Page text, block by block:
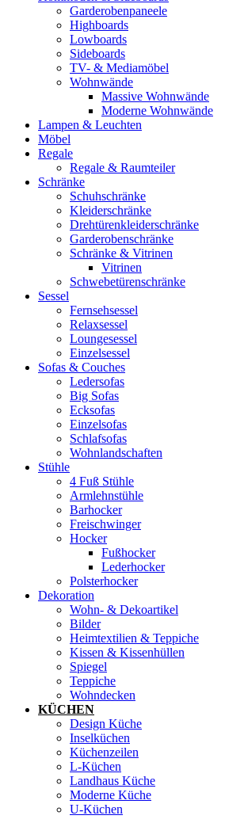
Garderobenpaneele
Highboards
Lowboards
Sideboards
TV- & Mediamöbel
Wohnwände
Massive Wohnwände
Moderne Wohnwände
Lampen & Leuchten
Möbel
Regale
Regale & Raumteiler
Schränke
Schuhschränke
Kleiderschränke
Drehtürenkleiderschränke
Garderobenschränke
Schränke & Vitrinen
Vitrinen
Schwebetürenschränke
Sessel
Fernsehsessel
Relaxsessel
Loungesessel
Einzelsessel
Sofas & Couches
Ledersofas
Big Sofas
Ecksofas
Einzelsofas
Schlafsofas
Wohnlandschaften
Stühle
4 Fuß Stühle
Armlehnstühle
Barhocker
Freischwinger
Hocker
Fußhocker
Lederhocker
Polsterhocker
Dekoration
Wohn- & Dekoartikel
Bilder
Heimtextilien & Teppiche
Kissen & Kissenhüllen
Spiegel
Teppiche
Wohndecken
KÜCHEN
Design Küche
Inselküchen
Küchenzeilen
L-Küchen
Landhaus Küche
Moderne Küche
U-Küchen